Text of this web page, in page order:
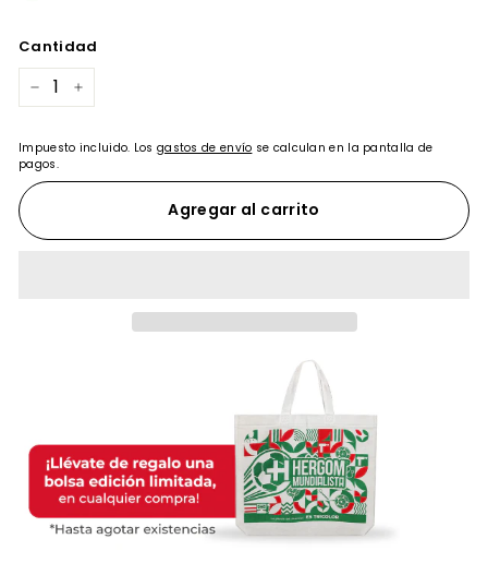
Cantidad
+
Impuesto incluido. Los gastos de envío se calculan en la pantalla de
pagos.
Agregar al carrito